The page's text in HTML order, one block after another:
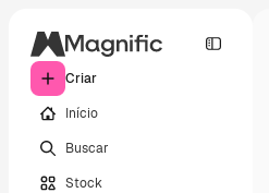
Criar
Início
Buscar
Stock